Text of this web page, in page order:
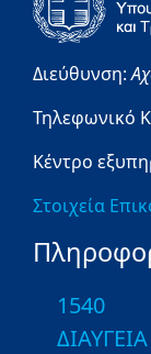
Διεύθυνση:
Τηλεφωνικό
Κέντρο
Στοιχεία
1540
ΔΙΑΥΓΕΙΑ